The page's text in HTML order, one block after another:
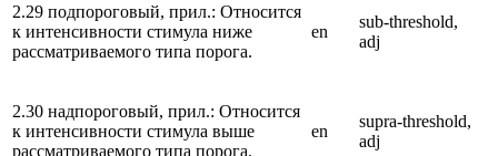
2.29 подпороговый, прил.: Относится
к интенсивности стимула ниже
рассматриваемого типа порога.
en
sub-threshold,
adj
2.30 надпороговый, прил.: Относится
к интенсивности стимула выше
рассматриваемого типа порога.
en
supra-threshold,
adj